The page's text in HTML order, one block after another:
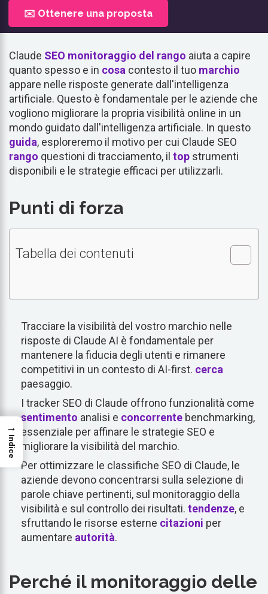
✉️ Ottenere una proposta
Claude SEO monitoraggio del rango aiuta a capire
quanto spesso e in cosa contesto il tuo marchio
appare nelle risposte generate dall'intelligenza
artificiale. Questo è fondamentale per le aziende che
vogliono migliorare la propria visibilità online in un
mondo guidato dall'intelligenza artificiale. In questo
guida, esploreremo il motivo per cui Claude SEO
rango questioni di tracciamento, il top strumenti
disponibili e le strategie efficaci per utilizzarli.
Punti di forza
Tabella dei contenuti
Tracciare la visibilità del vostro marchio nelle
risposte di Claude AI è fondamentale per
mantenere la fiducia degli utenti e rimanere
competitivi in un contesto di AI-first. cerca
paesaggio.
I tracker SEO di Claude offrono funzionalità come
sentimento analisi e concorrente benchmarking,
essenziale per affinare le strategie SEO e
migliorare la visibilità del marchio.
Per ottimizzare le classifiche SEO di Claude, le
aziende devono concentrarsi sulla selezione di
parole chiave pertinenti, sul monitoraggio della
visibilità e sul controllo dei risultati. tendenze, e
sfruttando le risorse esterne citazioni per
aumentare autorità.
Perché il monitoraggio delle
→
Indice